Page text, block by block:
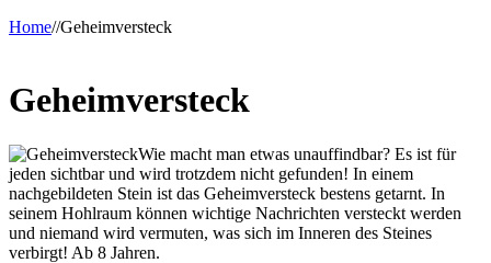
Home//Geheimversteck
Geheimversteck
Wie macht man etwas unauffindbar? Es ist für
jeden sichtbar und wird trotzdem nicht gefunden! In einem
nachgebildeten Stein ist das Geheimversteck bestens getarnt. In
seinem Hohlraum können wichtige Nachrichten versteckt werden
und niemand wird vermuten, was sich im Inneren des Steines
verbirgt! Ab 8 Jahren.